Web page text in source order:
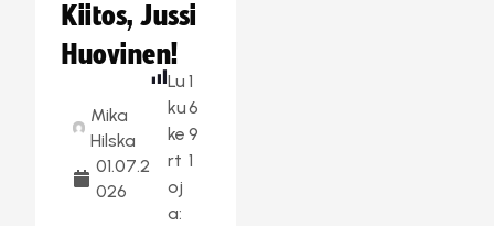
Kiitos, Jussi
Huovinen!
Mika
Hilska
01.07.2
026
Lu
ku
ke
rt
oj
a:
1
6
9
1